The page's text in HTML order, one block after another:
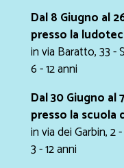
Dal 8 Giugno al
presso la
in via Baratto, 33 -
6 - 12 anni
Dal 30 Giugno al
presso la scuola
in via dei Garbin, 2
3 - 12 anni